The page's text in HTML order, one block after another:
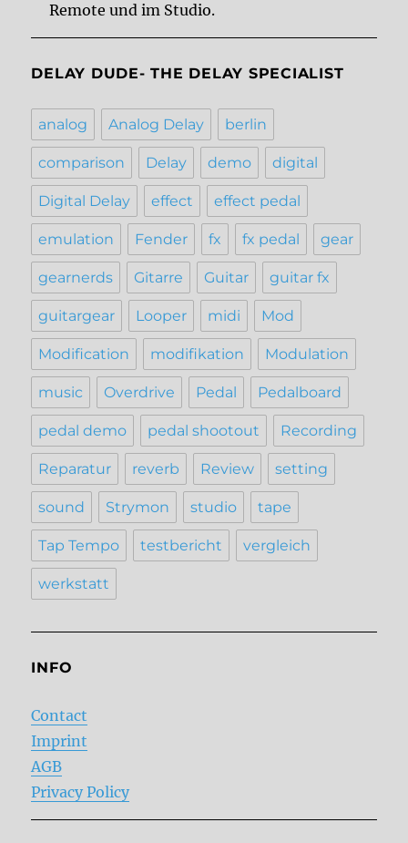
Remote und im Studio.
DELAY DUDE- THE DELAY SPECIALIST
analog Analog Delay berlin
comparison Delay demo digital
Digital Delay effect effect pedal
emulation Fender fx fx pedal gear
gearnerds Gitarre Guitar guitar fx
guitargear Looper midi Mod
Modification modifikation Modulation
music Overdrive Pedal Pedalboard
pedal demo pedal shootout Recording
Reparatur reverb Review setting
sound Strymon studio tape
Tap Tempo testbericht vergleich
werkstatt
INFO
Contact
Imprint
AGB
Privacy Policy